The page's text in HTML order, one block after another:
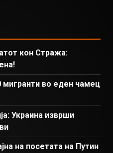
кон Стража:
во еден чамец
Украина изврши
на посетата на Путин